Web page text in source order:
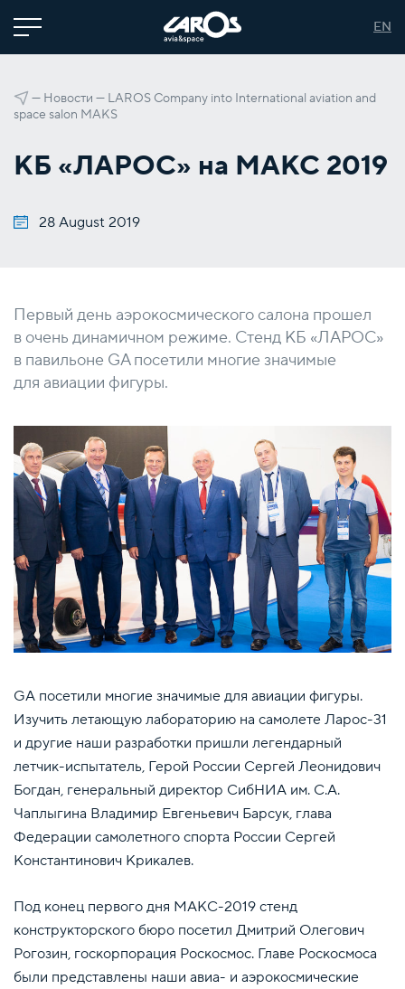
EN
— Новости — LAROS Company into International aviation and
space salon MAKS
КБ «ЛАРОС» на МАКС 2019
28 August 2019
Первый день аэрокосмического салона прошел
в очень динамичном режиме. Стенд КБ «ЛАРОС»
в павильоне GA посетили многие значимые
для авиации фигуры.
GA посетили многие значимые для авиации фигуры.
Изучить летающую лабораторию на самолете Ларос-31
и другие наши разработки пришли легендарный
летчик-испытатель, Герой России Сергей Леонидович
Богдан, генеральный директор СибНИА им. С.А.
Чаплыгина Владимир Евгеньевич Барсук, глава
Федерации самолетного спорта России Сергей
Константинович Крикалев.
Под конец первого дня МАКС-2019 стенд
конструкторского бюро посетил Дмитрий Олегович
Рогозин, госкорпорация Роскосмос. Главе Роскосмоса
были представлены наши авиа- и аэрокосмические